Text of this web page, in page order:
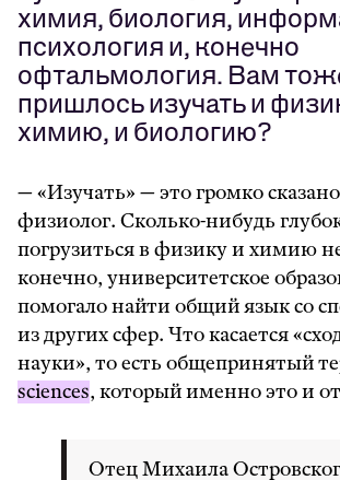
химия, биология,
психология и, конечно
офтальмология. Вам
пришлось изучать и
химию, и биологию?
— «Изучать» — это громко
физиолог. Сколько-нибудь
погрузиться в физику и химию
конечно, университетское
помогало найти общий язык со
из других сфер. Что касается
науки», то есть общепринятый
sciences, который именно это и
Отец Михаила